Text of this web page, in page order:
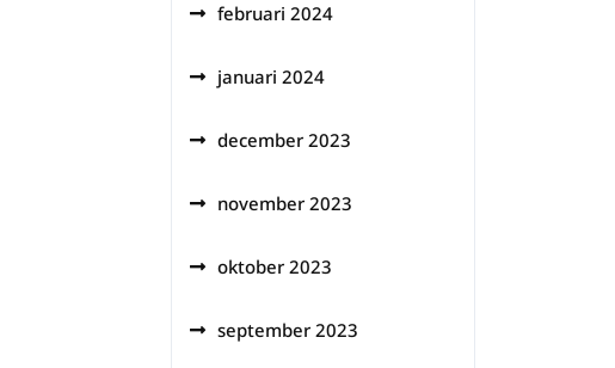
februari 2024
januari 2024
december 2023
november 2023
oktober 2023
september 2023